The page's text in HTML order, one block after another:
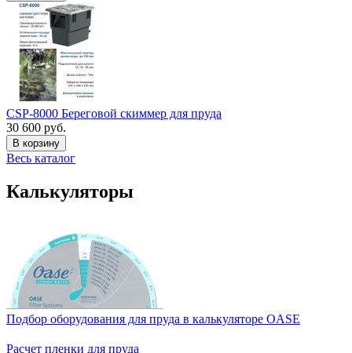
CSP-8000 Береговой скиммер для пруда
30 600 руб.
В корзину
Весь каталог
Калькуляторы
Подбор оборудования для пруда в калькуляторе OASE
Расчет пленки для пруда